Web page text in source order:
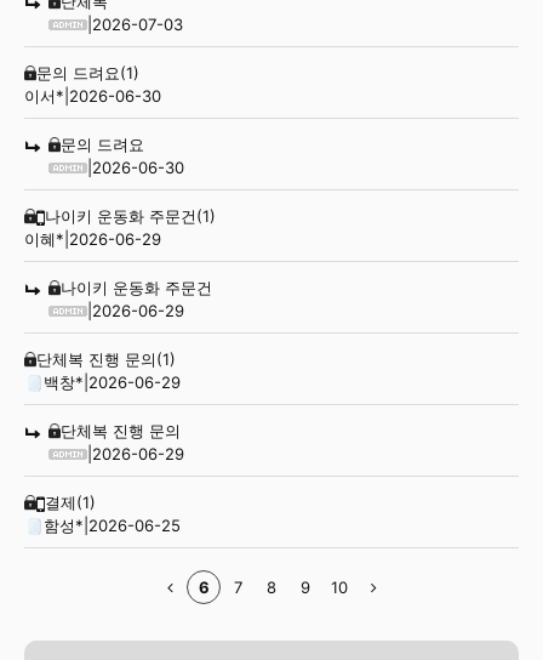
2026-07-03
문의 드려요(1)
이서* 2026-06-30
문의 드려요
2026-06-30
나이키 운동화 주문건(1)
이혜* 2026-06-29
나이키 운동화 주문건
2026-06-29
단체복 진행 문의(1)
백창* 2026-06-29
단체복 진행 문의
2026-06-29
결제(1)
함성* 2026-06-25
6 7 8 9 10